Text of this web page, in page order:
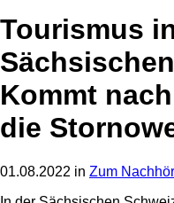
Tourismus
Kommt
die
01.08.2022 in Zum